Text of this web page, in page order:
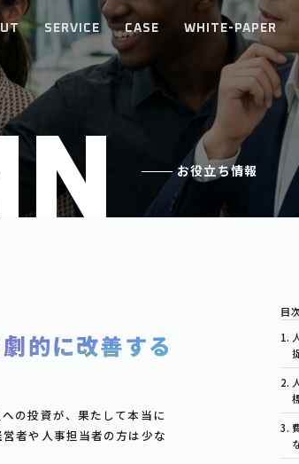
SERVICE CASE WHITE-PAPER
N お役立ち情報
的に改善する
の投資が、果たして本当に
者や人事担当者の方は少な